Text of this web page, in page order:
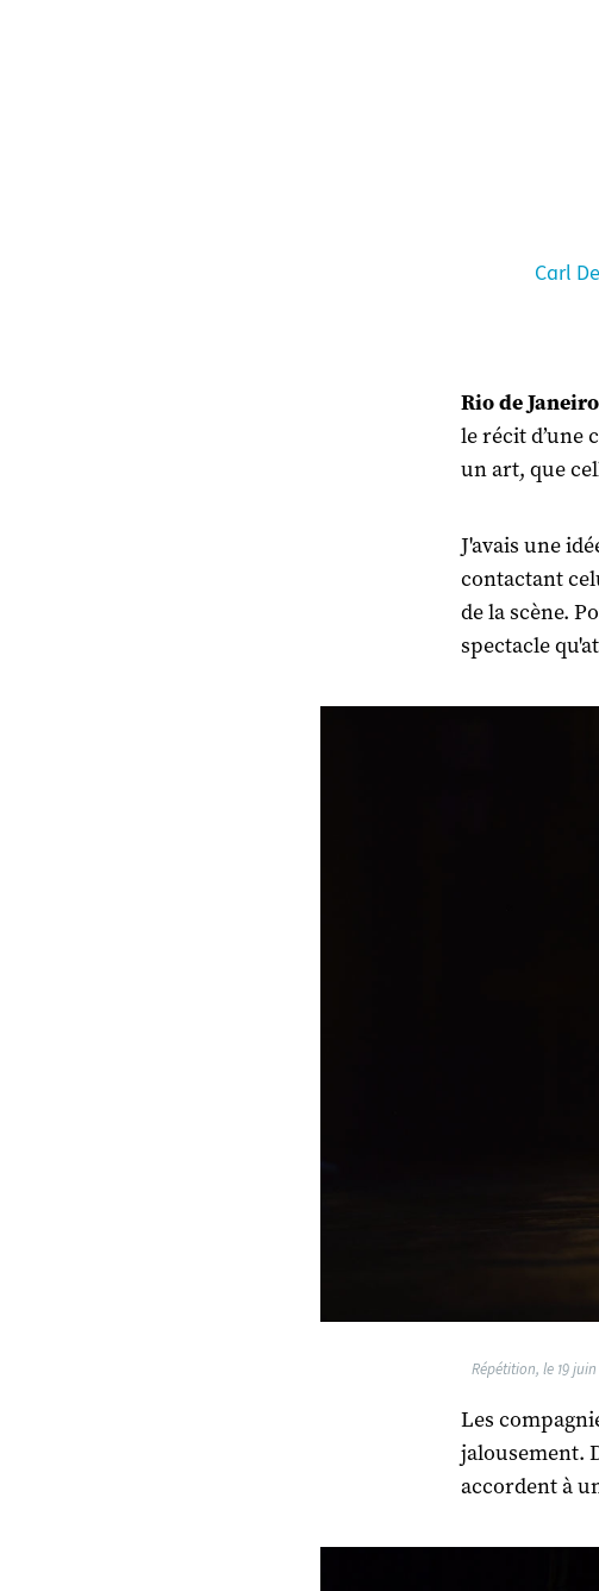
Carl
Rio de
le récit d’une
un art, que
J'avais une
contactant
de la scène.
spectacle
Répétition, le 19
Les
jalousement.
accordent à